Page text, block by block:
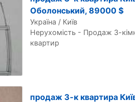
Оболонський, 89000 $
Україна / Київ
Нерухомість - Продаж 3-
квартир
продаж 3-к квартира